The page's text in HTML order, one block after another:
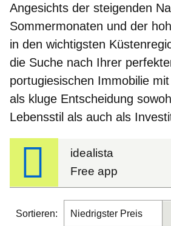
Angesichts der steigenden
Sommermonaten und der
in den wichtigsten
die Suche nach Ihrer
portugiesischen Immobilie
als kluge Entscheidung
Lebensstil als auch als
idealista
Free app
Sortieren: Niedrigster Preis